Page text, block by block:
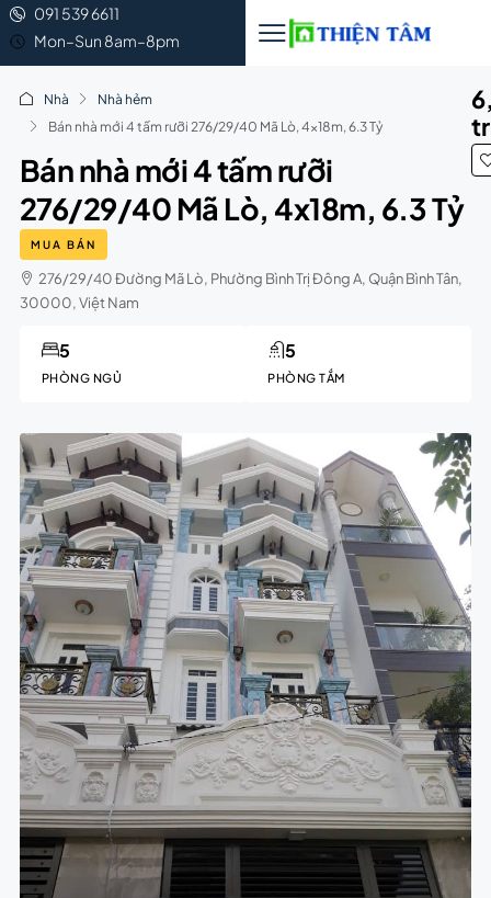
091 539 6611
Mon–Sun 8am–8pm
Nhà
Nhà hẻm
Bán nhà mới 4 tấm rưỡi 276/29/40 Mã Lò, 4x18m, 6.3 Tỷ
Bán nhà mới 4 tấm rưỡi
276/29/40 Mã Lò, 4x18m, 6.3 Tỷ
MUA BÁN
276/29/40 Đường Mã Lò, Phường Bình Trị Đông A, Quận Bình Tân,
30000, Việt Nam
PHÒNG NGỦ
5
PHÒNG TẮM
5